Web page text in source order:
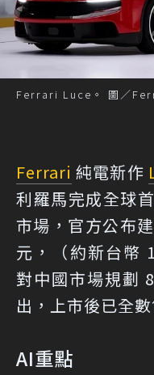
Ferrari Luce。 圖／
Ferrari 純電新作
利羅馬完成全球
市場，官方公布
元，（約新台幣
對中國市場規劃
出，上市後已全數
AI重點